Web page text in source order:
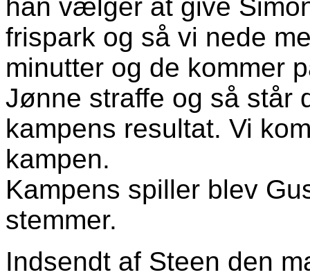
han vælger at give
frispark og så vi nede
minutter og de kommer
Jønne straffe og så står
kampens resultat. Vi
kampen.
Kampens spiller blev
stemmer.
Indsendt af Steen den